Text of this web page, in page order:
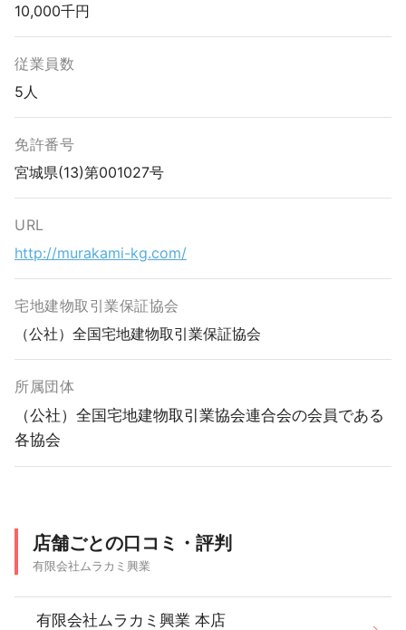
10,000千円
従業員数
5人
免許番号
宮城県(13)第001027号
URL
http://murakami-kg.com/
宅地建物取引業保証協会
（公社）全国宅地建物取引業保証協会
所属団体
（公社）全国宅地建物取引業協会連合会の会員である
各協会
店舗ごとの口コミ・評判
有限会社ムラカミ興業
有限会社ムラカミ興業 本店